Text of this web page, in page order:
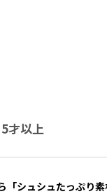
5才以上
シュシュたっぷり素